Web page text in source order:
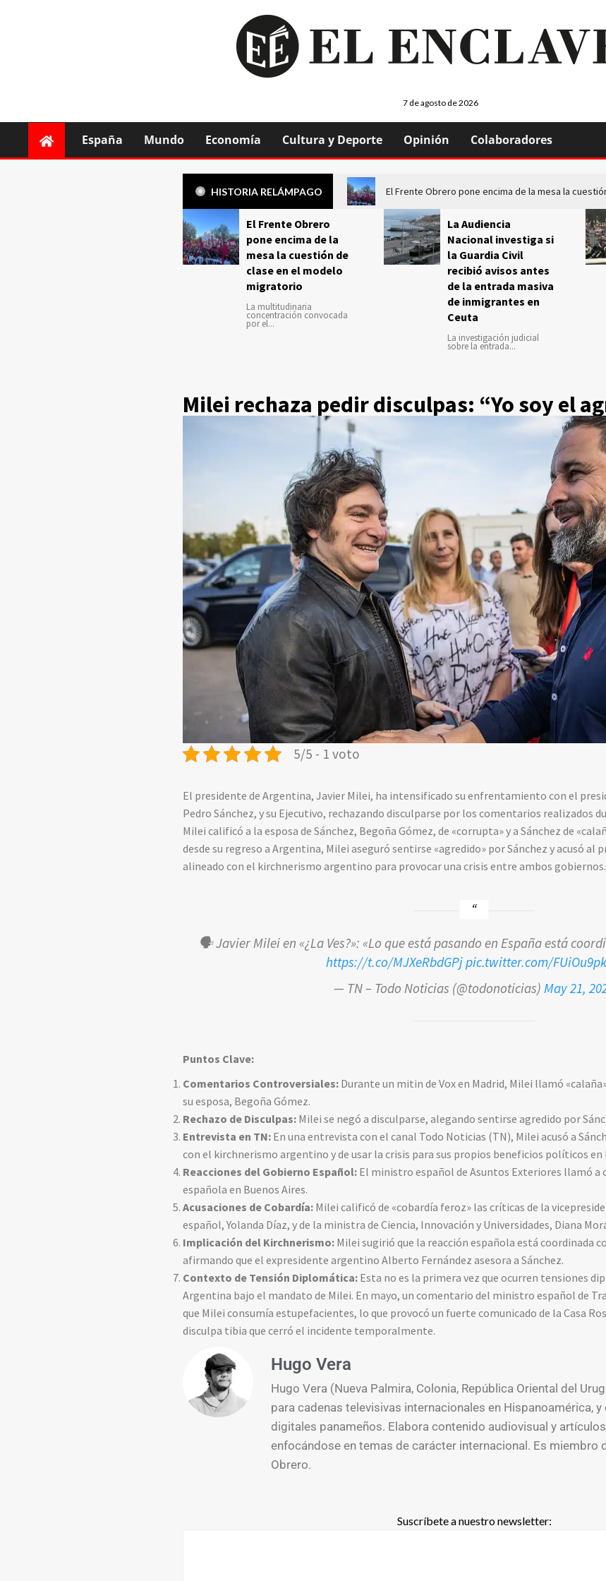
7 de agosto de 2026
España Mundo Economía Cultura y Deporte Opinión Colaboradores
HISTORIA RELÁMPAGO El Frente Obrero pone encima de la mesa la
El Frente Obrero
pone encima de la
mesa la cuestión de
clase en el modelo
migratorio
La multitudinaria
concentración convocada
por el...
La Audiencia
Nacional investiga si
la Guardia Civil
recibió avisos antes
de la entrada masiva
de inmigrantes en
Ceuta
La investigación judicial
sobre la entrada...
Milei rechaza pedir disculpas: “Yo soy el
5/5 - 1 voto
El presidente de Argentina, Javier Milei, ha intensificado su enfrentamiento con el
Pedro Sánchez, y su Ejecutivo, rechazando disculparse por los comentarios realizados
Milei calificó a la esposa de Sánchez, Begoña Gómez, de «corrupta» y a Sánchez de
desde su regreso a Argentina, Milei aseguró sentirse «agredido» por Sánchez y acusó al
alineado con el kirchnerismo argentino para provocar una crisis entre ambos gobiernos.
🗣️ Javier Milei en «¿La Ves?»: «Lo que está pasando en España está
https://t.co/MJXeRbdGPjpic.twitter.com/
— TN – Todo Noticias (@todonoticias) May 21,
Puntos Clave:
Comentarios Controversiales: Durante un mitin de Vox en Madrid, Milei llamó
su esposa, Begoña Gómez.
Rechazo de Disculpas: Milei se negó a disculparse, alegando sentirse agredido por
Entrevista en TN: En una entrevista con el canal Todo Noticias (TN), Milei acusó a
con el kirchnerismo argentino y de usar la crisis para sus propios beneficios políticos en
Reacciones del Gobierno Español: El ministro español de Asuntos Exteriores llamó a
española en Buenos Aires.
Acusaciones de Cobardía: Milei calificó de «cobardía feroz» las críticas de la
español, Yolanda Díaz, y de la ministra de Ciencia, Innovación y Universidades, Diana
Implicación del Kirchnerismo: Milei sugirió que la reacción española está coordinada
afirmando que el expresidente argentino Alberto Fernández asesora a Sánchez.
Contexto de Tensión Diplomática: Esta no es la primera vez que ocurren tensiones
Argentina bajo el mandato de Milei. En mayo, un comentario del ministro español de
que Milei consumía estupefacientes, lo que provocó un fuerte comunicado de la Casa
disculpa tibia que cerró el incidente temporalmente.
Hugo Vera
Hugo Vera (Nueva Palmira, Colonia, República Oriental del
para cadenas televisivas internacionales en Hispanoamérica,
digitales panameños. Elabora contenido audiovisual y
enfocándose en temas de carácter internacional. Es miembro
Obrero.
Suscríbete a nuestro newsletter: